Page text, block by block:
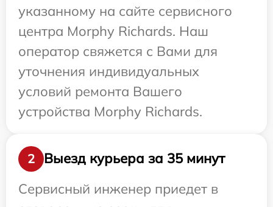
указанному на сайте сервисного
центра Morphy Richards. Наш
оператор свяжется с Вами для
уточнения индивидуальных
условий ремонта Вашего
устройства Morphy Richards.
2
Выезд курьера за 35 минут
Сервисный инженер приедет в